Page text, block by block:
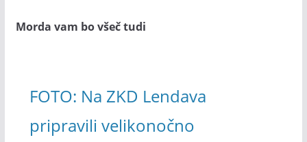
Morda vam bo všeč tudi
FOTO: Na ZKD Lendava
pripravili velikonočno